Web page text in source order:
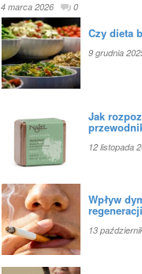
4 marca 2026 0
Czy dieta
9 grudnia
Jak
12 listopada
Wpływ
regeneracji
13